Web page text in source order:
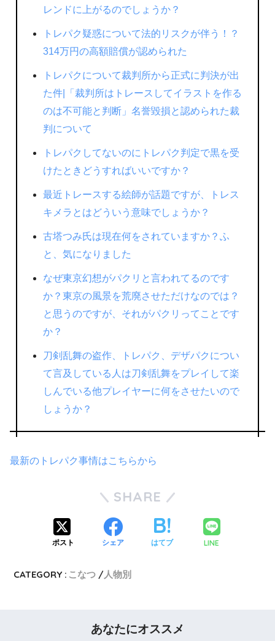
レンドに上がるのでしょうか？
トレパク疑惑について法的リスクが伴う！？
314万円の高額賠償が認められた
トレパクについて裁判所から正式に判決が出
た件|「裁判所はトレースしてイラストを作る
のは不可能と判断」名誉毀損と認められた裁
判について
トレパクしてないのにトレパク判定で黒を受
けたときどうすればいいですか？
最近トレースする絵師が話題ですが、トレス
キメラとはどういう意味でしょうか？
古塔つみ氏は現在何をされていますか？ふ
と、気になりました
なぜ東京幻想がパクリと言われてるのです
か？東京の風景を荒廃させただけなのでは？
と思うのですが、それがパクリってことです
か？
刀剣乱舞の盗作、トレパク、デザパクについ
て言及している人は刀剣乱舞をプレイして楽
しんでいる他プレイヤーに何をさせたいので
しょうか？
最新のトレパク事情はこちらから
SHARE
ポスト シェア はてブ LINE
CATEGORY : こなつ 人物別
あなたにオススメ